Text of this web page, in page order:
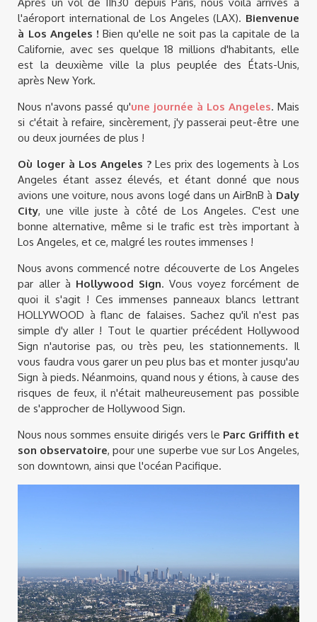
l'aéroport international de Los Angeles (LAX). Bienvenue
à Los Angeles ! Bien qu'elle ne soit pas la capitale de la
Californie, avec ses quelque 18 millions d'habitants, elle
est la deuxième ville la plus peuplée des États-Unis,
après New York.
Nous n'avons passé qu'une journée à Los Angeles. Mais
si c'était à refaire, sincèrement, j'y passerai peut-être une
ou deux journées de plus !
Où loger à Los Angeles ?Les prix des logements à Los
Angeles étant assez élevés, et étant donné que nous
avions une voiture, nous avons logé dans un AirBnB à Daly
City, une ville juste à côté de Los Angeles. C'est une
bonne alternative, même si le trafic est très important à
Los Angeles, et ce, malgré les routes immenses !
Nous avons commencé notre découverte de Los Angeles
par aller à Hollywood Sign. Vous voyez forcément de
quoi il s'agit ! Ces immenses panneaux blancs lettrant
HOLLYWOOD à flanc de falaises. Sachez qu'il n'est pas
simple d'y aller ! Tout le quartier précédent Hollywood
Sign n'autorise pas, ou très peu, les stationnements. Il
vous faudra vous garer un peu plus bas et monter jusqu'au
Sign à pieds. Néanmoins, quand nous y étions, à cause des
risques de feux, il n'était malheureusement pas possible
de s'approcher de Hollywood Sign.
Nous nous sommes ensuite dirigés vers le Parc Griffith et
son observatoire, pour une superbe vue sur Los Angeles,
son downtown, ainsi que l'océan Pacifique.